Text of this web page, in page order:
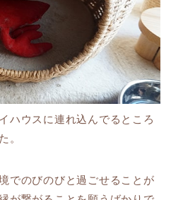
ハウスに連れ込んでるところ
。
でのびのびと過ごせることが